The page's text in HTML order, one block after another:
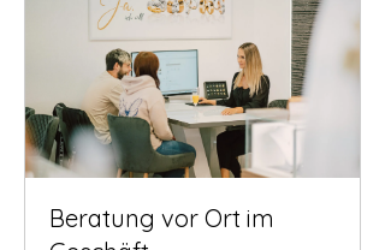
Beratung vor Ort im